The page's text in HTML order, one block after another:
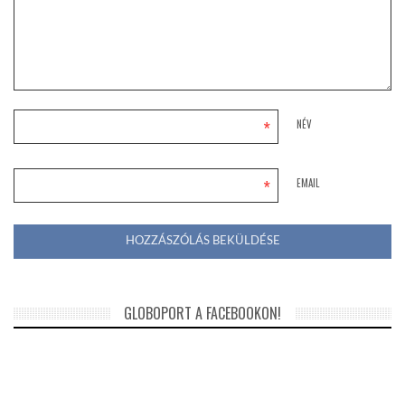
NÉV
*
EMAIL
*
GLOBOPORT A FACEBOOKON!